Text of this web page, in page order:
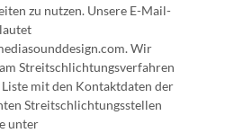
zu nutzen. Unsere E-Mail-
Wir
Streitschlichtungsverfahren
mit den Kontaktdaten der
Streitschlichtungsstellen
unter